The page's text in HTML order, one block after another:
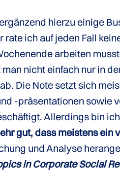
hierzu einige
rate ich auf jeden Fall
arbeiten
nicht einfach nur in
Die Note setzt sich
-präsentationen sowie
Allerdings bin
gut, dass meistens ein
und Analyse
in Corporate Social